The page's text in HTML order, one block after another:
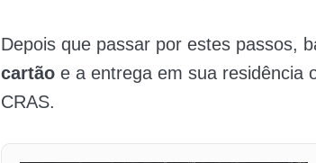
Depois que passar por estes passos,
cartão e a entrega em sua residência
CRAS.